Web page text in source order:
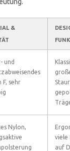
&
und
F, sehr
Nylon,
viele
auf